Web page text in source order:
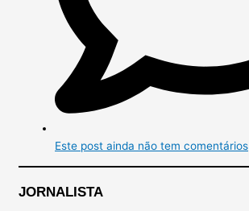
Este post ainda não tem comentários
JORNALISTA